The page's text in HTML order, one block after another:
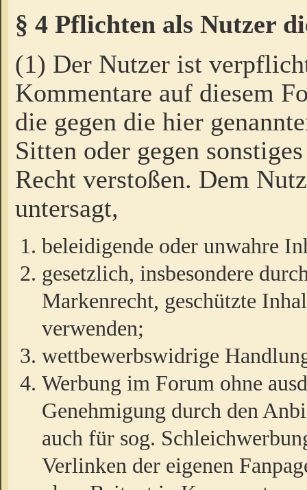
§ 4 Pflichten als Nutzer
(1) Der Nutzer ist
Kommentare auf diesem
die gegen die hier
Sitten oder gegen
Recht verstoßen. Dem
untersagt,
beleidigende oder unwahre
gesetzlich, insbesondere
Markenrecht, geschützte
verwenden;
wettbewerbswidrige
Werbung im Forum ohne
Genehmigung durch den
auch für sog.
Verlinken der eigenen